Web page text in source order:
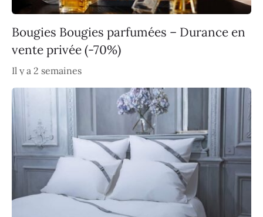
Bougies Bougies parfumées – Durance en
vente privée (-70%)
Il y a 2 semaines